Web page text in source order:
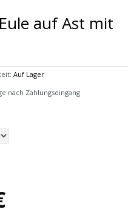
auf Ast mit
Auf Lager
nach Zahlungseingang